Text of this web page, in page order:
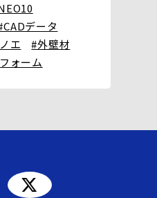
データ
エ
#外壁材
ォーム